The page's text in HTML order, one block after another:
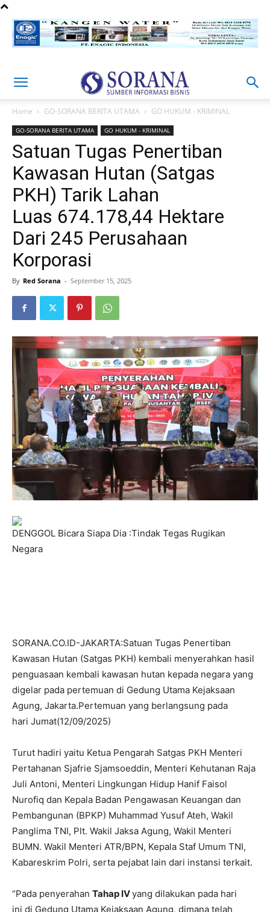
Home GO-SORANA BERITA UTAMA GO HUKUM - KRIMINAL
GO-SORANA BERITA UTAMA GO HUKUM - KRIMINAL
Satuan Tugas Penertiban
Kawasan Hutan (Satgas
PKH) Tarik Lahan
Luas 674.178,44 Hektare
Dari 245 Perusahaan
Korporasi
By Red Sorana - September 15, 2025
DENGGOL Bicara Siapa Dia :Tindak Tegas Rugikan
Negara
SORANA.CO.ID-JAKARTA:Satuan Tugas Penertiban
Kawasan Hutan (Satgas PKH) kembali menyerahkan hasil
penguasaan kembali kawasan hutan kepada negara yang
digelar pada pertemuan di Gedung Utama Kejaksaan
Agung, Jakarta.Pertemuan yang berlangsung pada
hari Jumat(12/09/2025)
Turut hadiri yaitu Ketua Pengarah Satgas PKH Menteri
Pertahanan Sjafrie Sjamsoeddin, Menteri Kehutanan Raja
Juli Antoni, Menteri Lingkungan Hidup Hanif Faisol
Nurofiq dan Kepala Badan Pengawasan Keuangan dan
Pembangunan (BPKP) Muhammad Yusuf Ateh, Wakil
Panglima TNI, Plt. Wakil Jaksa Agung, Wakil Menteri
BUMN. Wakil Menteri ATR/BPN, Kepala Staf Umum TNI,
Kabareskrim Polri, serta pejabat lain dari instansi terkait.
“Pada penyerahan Tahap IVyang dilakukan pada hari
ini di Gedung Utama Kejaksaan Agung, dimana telah